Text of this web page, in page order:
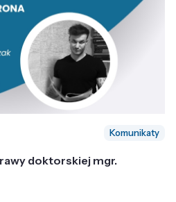
Komunikaty
doktorskiej mgr.